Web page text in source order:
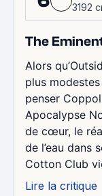
3192
The
Alors
plus
penser
Apocalypse
de cœur, le
de l’eau dans
Cotton Club
Lire la critique